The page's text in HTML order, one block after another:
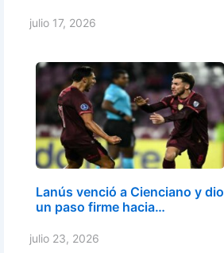
julio 17, 2026
Lanús venció a Cienciano y dio
un paso firme hacia…
julio 23, 2026